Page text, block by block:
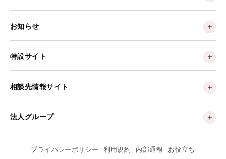
お知らせ
特設サイト
相談先情報サイト
法人グループ
プライバシーポリシー 利用規約 内部通報 お役立ち